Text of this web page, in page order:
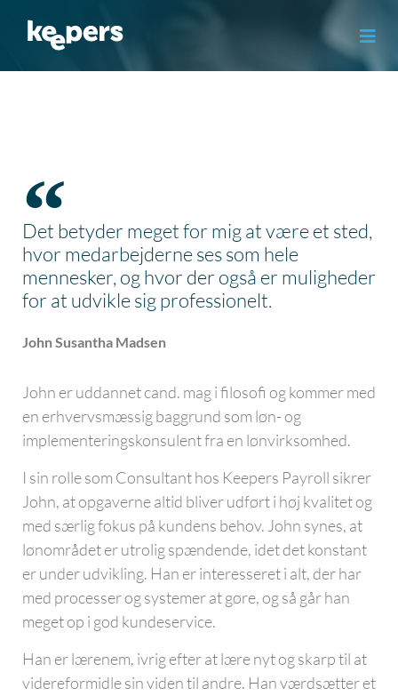
indholdet
Det betyder meget for mig at være et sted,
hvor medarbejderne ses som hele
mennesker, og hvor der også er muligheder
for at udvikle sig professionelt.
John Susantha Madsen
John er uddannet cand. mag i filosofi og kommer med
en erhvervsmæssig baggrund som løn- og
implementeringskonsulent fra en lønvirksomhed.
I sin rolle som Consultant hos Keepers Payroll sikrer
John, at opgaverne altid bliver udført i høj kvalitet og
med særlig fokus på kundens behov. John synes, at
lønområdet er utrolig spændende, idet det konstant
er under udvikling. Han er interesseret i alt, der har
med processer og systemer at gøre, og så går han
meget op i god kundeservice.
Han er lærenem, ivrig efter at lære nyt og skarp til at
videreformidle sin viden til andre. Han værdsætter et